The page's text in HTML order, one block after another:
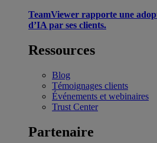
TeamViewer rapporte une
d’IA par ses clients.
Ressources
Blog
Témoignages clients
Événements et webinaires
Trust Center
Partenaire